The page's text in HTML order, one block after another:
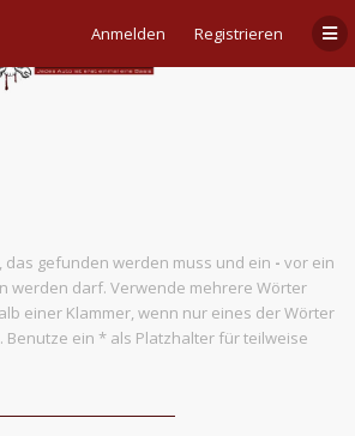
Anmelden Registrieren
das gefunden werden muss und ein - vor ein
werden darf. Verwende mehrere Wörter
einer Klammer, wenn nur eines der Wörter
Benutze ein * als Platzhalter für teilweise